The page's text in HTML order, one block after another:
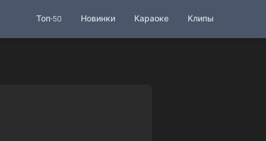
Топ-50 Новинки Караоке Клипы